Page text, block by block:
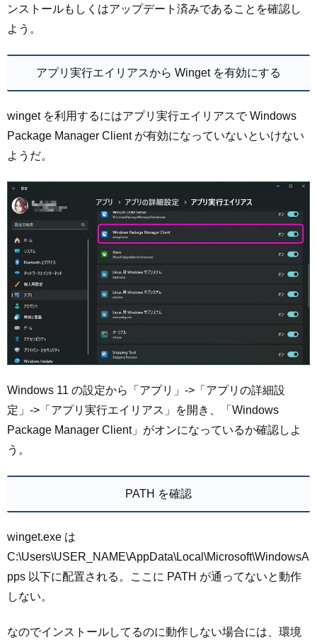
ンストールもしくはアップデート済みであることを確認し
よう。
アプリ実行エイリアスから Winget を有効にする
winget を利用するにはアプリ実行エイリアスで Windows
Package Manager Client が有効になっていないといけない
ようだ。
Windows 11 の設定から「アプリ」->「アプリの詳細設
定」->「アプリ実行エイリアス」を開き、「Windows
Package Manager Client」がオンになっているか確認しよ
う。
PATH を確認
winget.exe は
C:\Users\USER_NAME\AppData\Local\Microsoft\WindowsA
pps 以下に配置される。ここに PATH が通ってないと動作
しない。
なのでインストールしてるのに動作しない場合には、環境